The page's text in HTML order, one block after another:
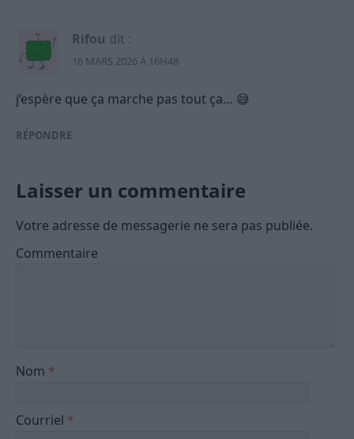
Rifou dit :
16 MARS 2026 À 16H48
j’espère que ça marche pas tout ça… 😅
RÉPONDRE
Laisser un commentaire
Votre adresse de messagerie ne sera pas publiée.
Commentaire
Nom *
Courriel *